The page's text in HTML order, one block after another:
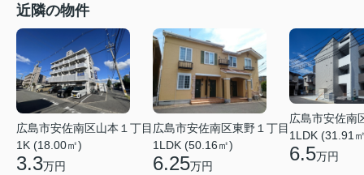
近隣の物件
広島市安佐南区山本１丁目
1K (18.00㎡)
3.3万円
広島市安佐南区東野１丁目
1LDK (50.16㎡)
6.25万円
広島市安佐南
1LDK (31.91
6.5万円